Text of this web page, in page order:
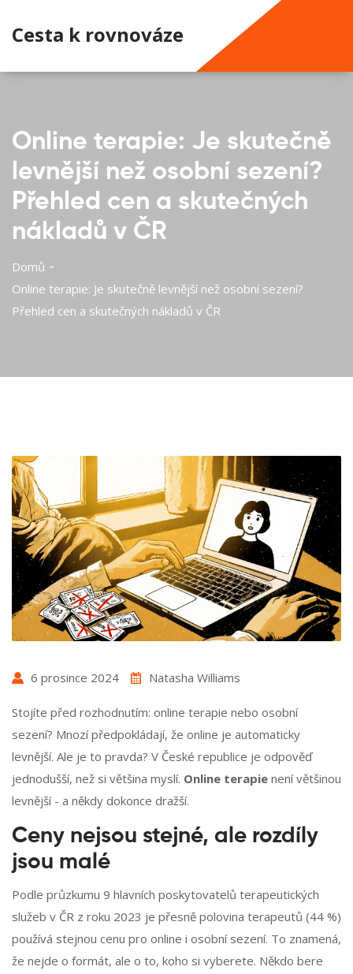
Cesta k rovnováze
Online terapie: Je skutečně
levnější než osobní sezení?
Přehled cen a skutečných
nákladů v ČR
Domů
Online terapie: Je skutečně levnější než osobní sezení?
Přehled cen a skutečných nákladů v ČR
6 prosince 2024 Natasha Williams
Stojíte před rozhodnutím: online terapie nebo osobní
sezení? Mnozí předpokládají, že online je automaticky
levnější. Ale je to pravda? V České republice je odpověď
jednodušší, než si většina myslí. Online terapie není většinou
levnější - a někdy dokonce dražší.
Ceny nejsou stejné, ale rozdíly
jsou malé
Podle průzkumu 9 hlavních poskytovatelů terapeutických
služeb v ČR z roku 2023 je přesně polovina terapeutů (44 %)
používá stejnou cenu pro online i osobní sezení. To znamená,
že nejde o formát, ale o to, koho si vyberete. Někdo bere